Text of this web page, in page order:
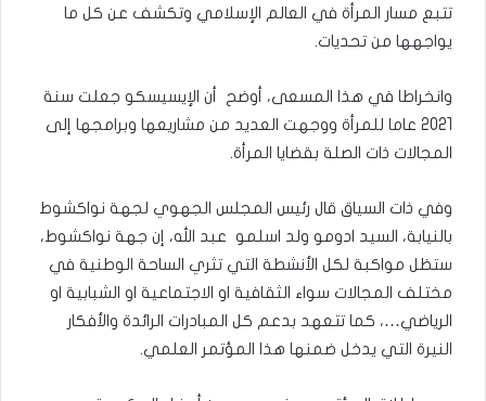
تتبع مسار المرأة في العالم الإسلامي وتكشف عن كل ما
يواجهها من تحديات.
وانخراطا في هذا المسعى، أوضح أن الإيسيسكو جعلت سنة
2021 عاما للمرأة ووجهت العديد من مشاريعها وبرامجها إلى
المجالات ذات الصلة بقضايا المرأة.
وفي ذات السياق قال رئيس المجلس الجهوي لجهة نواكشوط
بالنيابة، السيد ادومو ولد اسلمو عبد الله، إن جهة نواكشوط،
ستظل مواكبة لكل الأنشطة التي تثري الساحة الوطنية في
مختلف المجالات سواء الثقافية او الاجتماعية او الشبابية او
الرياضي…، كما تتعهد بدعم كل المبادرات الرائدة والأفكار
النيرة التي يدخل ضمنها هذا المؤتمر العلمي.